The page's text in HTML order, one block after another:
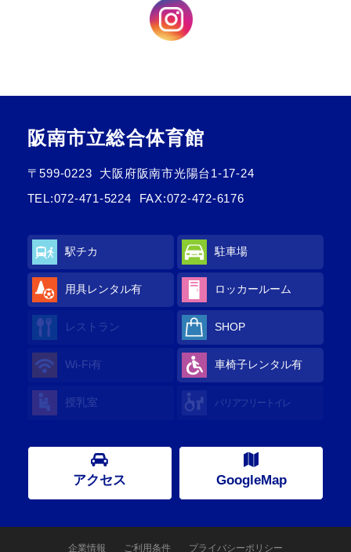
阪南市立総合体育館
〒599-0223
大阪府阪南市光陽台1-17-24
TEL:072-471-5224 FAX:072-472-6176
駅チカ 駐車場
用具レンタル有 ロッカールーム
レストラン SHOP
Wi-Fi有 車椅子レンタル有
授乳室 バリアフリートイレ
アクセス GoogleMap
企業情報 ご利用条件 プライバシーポリシー